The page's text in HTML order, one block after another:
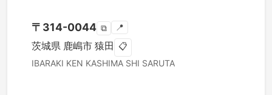
〒 314-0044 ⧉ 📍
茨城県 鹿嶋市 猿田 📋
IBARAKI KEN KASHIMA SHI SARUTA